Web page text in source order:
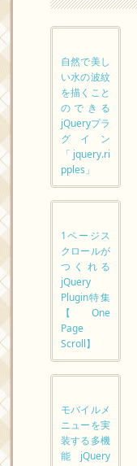
自然で美し
い水の波紋
を描くこと
のできる
jQueryプラ
グイン
「jquery.ri
pples」
1ページス
クロールが
つくれる
jQuery
Plugin特集
【One
Page
Scroll】
モバイルメ
ニューを実
装する多機
能 jQuery